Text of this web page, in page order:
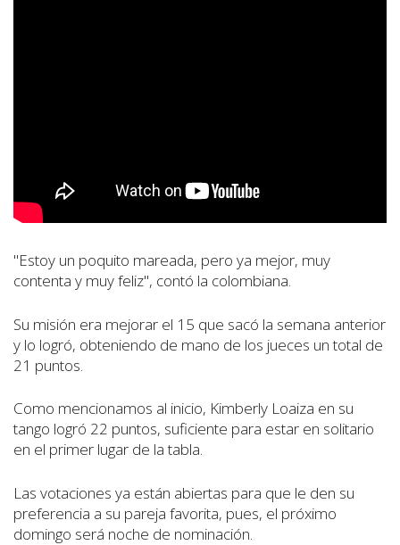
"Estoy un poquito mareada, pero ya mejor, muy
contenta y muy feliz", contó la colombiana.
Su misión era mejorar el 15 que sacó la semana anterior
y lo logró, obteniendo de mano de los jueces un total de
21 puntos.
Como mencionamos al inicio, Kimberly Loaiza en su
tango logró 22 puntos, suficiente para estar en solitario
en el primer lugar de la tabla.
Las votaciones ya están abiertas para que le den su
preferencia a su pareja favorita, pues, el próximo
domingo será noche de nominación.